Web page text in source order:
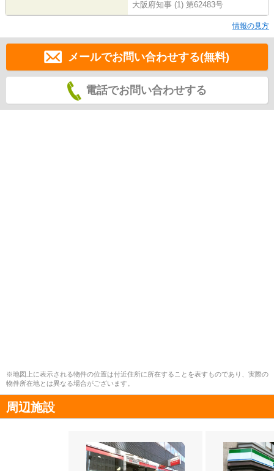
大阪府知事 (1) 第62483号
情報の見方
メールでお問い合わせする(無料)
電話でお問い合わせする
※地図上に表示される物件の位置は付近住所に所在することを表すものであり、実際の
物件所在地とは異なる場合がございます。
周辺施設